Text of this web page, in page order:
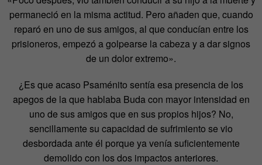
permaneció en la misma actitud. Pero añaden que, cuando
reparó en uno de sus amigos, al que conducían entre los
prisioneros, empezó a golpearse la cabeza y a dar signos
de un dolor extremo».
¿Es que acaso Psaménito sentía esa presencia de los
apegos de la que hablaba Buda con mayor intensidad en
uno de sus amigos que en sus propios hijos? No,
sencillamente su capacidad de sufrimiento se vio
desbordada ante él porque ya venía suficientemente
demolido con los dos impactos anteriores.